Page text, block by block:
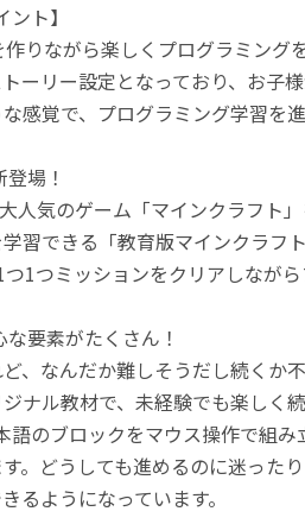
ト】
りながら楽しくプログラミング
ーリー設定となっており、お子
感覚で、プログラミング学習を進
場！
人気のゲーム「マインクラフト
習できる「教育版マインクラフ
1つミッションをクリアしなが
要素がたくさん！
、なんだか難しそうだし続くか
ナル教材で、未経験でも楽しく
語のブロックをマウス操作で組
。どうしても進めるのに迷った
るようになっています。